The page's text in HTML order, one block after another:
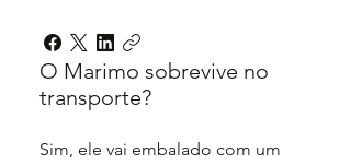
O Marimo sobrevive no
transporte?
Sim, ele vai embalado com um